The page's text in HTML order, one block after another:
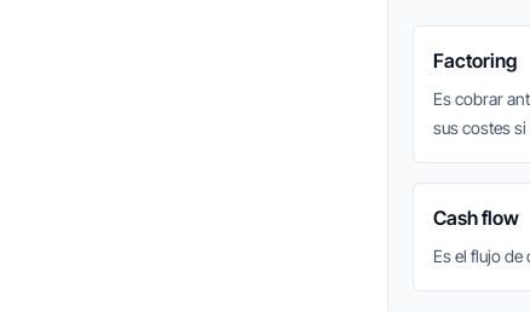
Factoring
Es cobrar
sus costes si
Cash flow
Es el flujo